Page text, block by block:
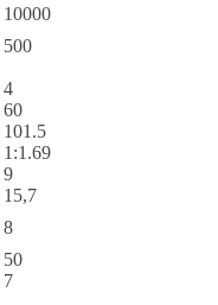
10000
500
4
60
101.5
1:1.69
9
15,7
8
50
7